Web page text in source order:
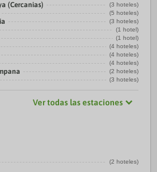
(Cercanias) (3 hoteles)
(5 hoteles)
(3 hoteles)
(1 hotel)
(1 hotel)
(4 hoteles)
(4 hoteles)
(4 hoteles)
(2 hoteles)
(3 hoteles)
Ver todas las estaciones
(2 hoteles)